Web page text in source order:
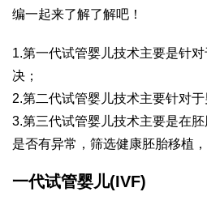
编一起来了解了解吧！
1.第一代试管婴儿技术主要是针
决；
2.第二代试管婴儿技术主要针对于
3.第三代试管婴儿技术主要是在
是否有异常，筛选健康胚胎移植
一代试管婴儿(IVF)